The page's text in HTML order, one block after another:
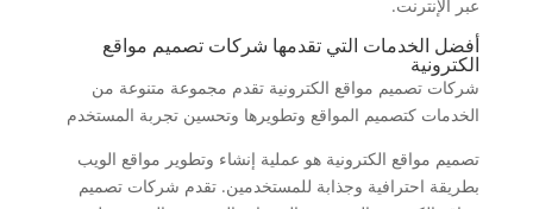
عبر الإنترنت.
أفضل الخدمات التي تقدمها شركات تصميم مواقع
الكترونية
شركات تصميم مواقع الكترونية تقدم مجموعة متنوعة من
الخدمات كتصميم المواقع وتطويرها وتحسين تجربة المستخدم
تصميم مواقع الكترونية هو عملية إنشاء وتطوير مواقع الويب
بطريقة احترافية وجذابة للمستخدمين. تقدم شركات تصميم